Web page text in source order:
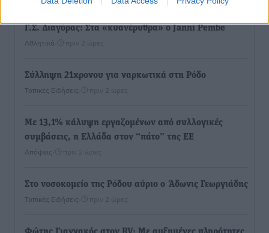
Γ.Σ. Διαγόρας: Στα «κυανέρυθρα» ο Janni Pembe
Αθλητικά πριν 2 ώρες
Σύλληψη 21χρονου για ναρκωτικά στη Ρόδο
Τοπικές Ειδήσεις πριν 2 ώρες
Με 13,1% κάλυψη εργαζομένων από συλλογικές
συμβάσεις, η Ελλάδα στον “πάτο” της ΕΕ
Απόψεις πριν 2 ώρες
Στο νοσοκομείο της Ρόδου αύριο ο Άδωνις Γεωργιάδης
Τοπικές Ειδήσεις πριν 2 ώρες